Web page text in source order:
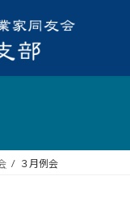
３月例会